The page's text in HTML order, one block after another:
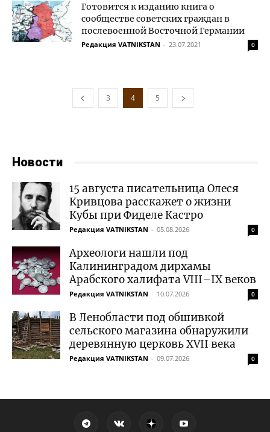
Готовится к изданию книга о
сообществе советских граждан в
послевоенной Восточной Германии
Редакция VATNIKSTAN - 23.07.2021 0
3 4 5
Новости
15 августа писательница Олеся
Кривцова расскажет о жизни
Кубы при Фиделе Кастро
Редакция VATNIKSTAN - 05.08.2026 0
Археологи нашли под
Калининградом дирхамы
Арабского халифата VIII–IX веков
Редакция VATNIKSTAN - 10.07.2026 0
В Ленобласти под обшивкой
сельского магазина обнаружили
деревянную церковь XVII века
Редакция VATNIKSTAN - 09.07.2026 0